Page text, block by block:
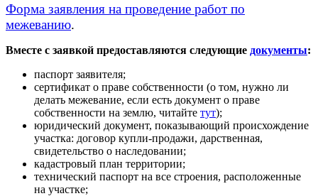
Форма заявления на проведение работ по
межеванию.
Вместе с заявкой предоставляются следующие документы:
паспорт заявителя;
сертификат о праве собственности (о том, нужно ли
делать межевание, если есть документ о праве
собственности на землю, читайте тут);
юридический документ, показывающий происхождение
участка: договор купли-продажи, дарственная,
свидетельство о наследовании;
кадастровый план территории;
технический паспорт на все строения, расположенные
на участке;